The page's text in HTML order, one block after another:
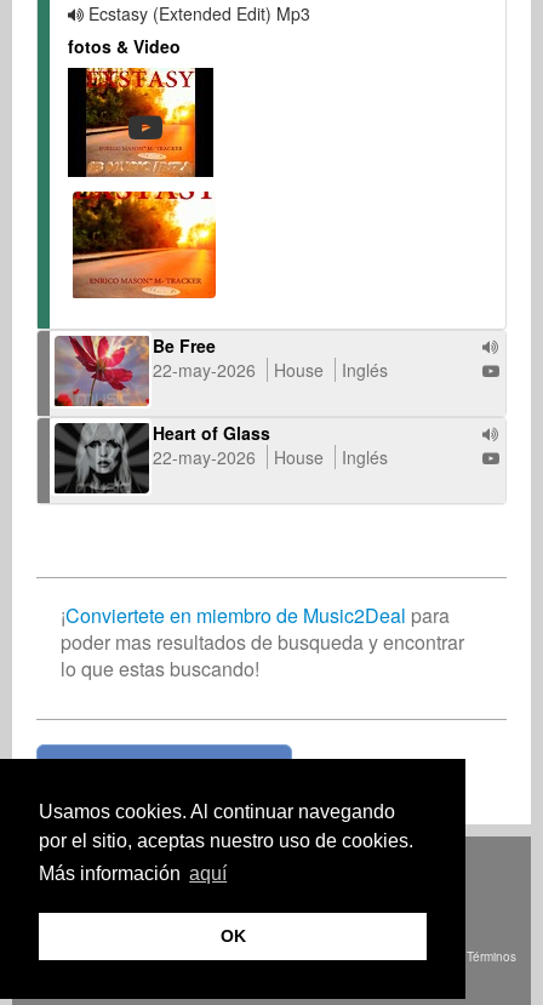
Usamos cookies. Al continuar navegando
por el sitio, aceptas nuestro uso de cookies.
Más información aquí
OK
Ecstasy (Extended Edit) Mp3
fotos & Video
Be Free
22-may-2026
House Inglés
Heart of Glass
22-may-2026
House Inglés
¡Conviertete en miembro de Music2Deal para
poder mas resultados de busqueda y encontrar
lo que estas buscando!
Português Türkçe 中文(简体) Magyar
© Derechos de autor Music2Deal 2026. Todos los derechos reservados.
Términos